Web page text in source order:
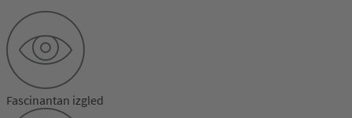
Fascinantan izgled